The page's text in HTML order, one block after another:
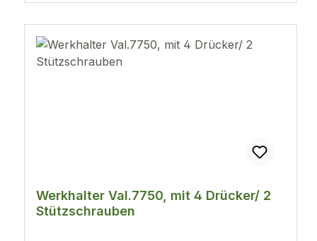
Werkhalter Val.7750, mit 4 Drücker/ 2
Stützschrauben